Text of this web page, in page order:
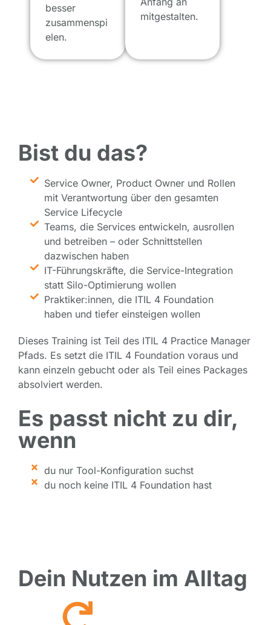
besser
zusammenspi
elen.
mitgestalten.
Bist du das?
Service Owner, Product Owner und Rollen
mit Verantwortung über den gesamten
Service Lifecycle
Teams, die Services entwickeln, ausrollen
und betreiben – oder Schnittstellen
dazwischen haben
IT-Führungskräfte, die Service-Integration
statt Silo-Optimierung wollen
Praktiker:innen, die ITIL 4 Foundation
haben und tiefer einsteigen wollen
Dieses Training ist Teil des ITIL 4 Practice Manager
Pfads. Es setzt die ITIL 4 Foundation voraus und
kann einzeln gebucht oder als Teil eines Packages
absolviert werden.
Es passt nicht zu dir,
wenn
du nur Tool-Konfiguration suchst
du noch keine ITIL 4 Foundation hast
Dein Nutzen im Alltag